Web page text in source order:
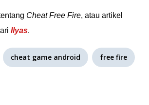
Cheat Free Fire, atau artikel
Ilyas.
cheat game android free fire